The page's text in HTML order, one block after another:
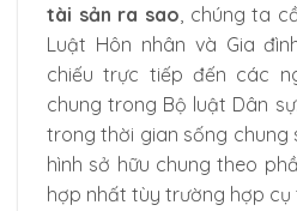
tài sản ra sao , chúng ta
Luật Hôn nhân và Gia
chiếu trực tiếp đến các
chung trong Bộ luật Dân
trong thời gian sống chung
hình sở hữu chung theo
hợp nhất tùy trường hợp cụ